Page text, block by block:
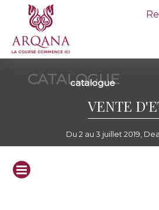
CATALOGUE
catalogue
VENTE
Du 2 au 3 juillet 2019,